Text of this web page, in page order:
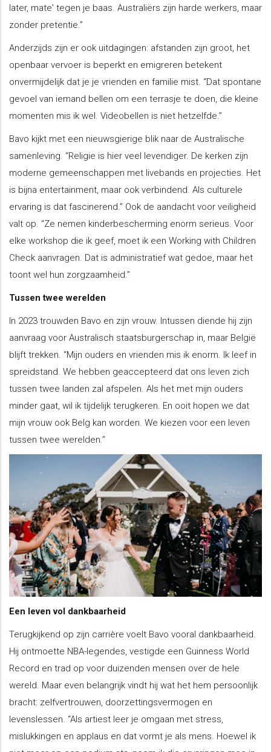
later, mate' tegen je baas. Australiërs zijn harde werkers, maar
zonder pretentie.”
Anderzijds zijn er ook uitdagingen: afstanden zijn groot, het
openbaar vervoer is beperkt en emigreren betekent
onvermijdelijk dat je je vrienden en familie mist. “Dat spontane
gevoel van iemand bellen om een terrasje te doen, die kleine
momenten mis ik wel. Videobellen is niet hetzelfde.”
Bavo kijkt met een nieuwsgierige blik naar de Australische
samenleving. “Religie is hier veel levendiger. De kerken zijn
moderne gemeenschappen met livebands en projecties. Het
is bijna entertainment, maar ook verbindend. Als culturele
ervaring is dat fascinerend.” Ook de aandacht voor veiligheid
valt op. “Ze nemen kinderbescherming enorm serieus. Voor
elke workshop die ik geef, moet ik een Working with Children
Check aanvragen. Dat is administratief wat gedoe, maar het
toont wel hun zorgzaamheid.”
Tussen twee werelden
In 2023 trouwden Bavo en zijn vrouw. Intussen diende hij zijn
aanvraag voor Australisch staatsburgerschap in, maar België
blijft trekken. “Mijn ouders en vrienden mis ik enorm. Ik leef in
spreidstand. We hebben geaccepteerd dat ons leven zich
tussen twee landen zal afspelen. Als het met mijn ouders
minder gaat, wil ik tijdelijk terugkeren. En ooit hopen we dat
mijn vrouw ook Belg kan worden. We kiezen voor een leven
tussen twee werelden.”
Een leven vol dankbaarheid
Terugkijkend op zijn carrière voelt Bavo vooral dankbaarheid.
Hij ontmoette NBA-legendes, vestigde een Guinness World
Record en trad op voor duizenden mensen over de hele
wereld. Maar even belangrijk vindt hij wat het hem persoonlijk
bracht: zelfvertrouwen, doorzettingsvermogen en
levenslessen. “Als artiest leer je omgaan met stress,
mislukkingen en applaus en dat vormt je als mens. Hoewel ik